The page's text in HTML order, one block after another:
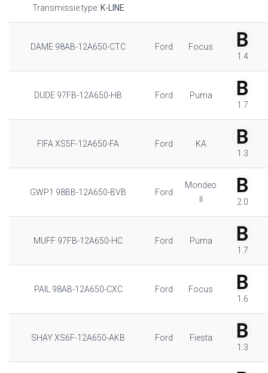
Transmissie type: K-LINE
DAME 98AB-12A650-CTC Ford
Focus
1.4
DUDE 97FB-12A650-HB Ford
Puma
1.7
FIFA XS5F-12A650-FA Ford
KA
1.3
GWP1 98BB-12A650-BVB Ford
Mondeo
2.0
MUFF 97FB-12A650-HC Ford
Puma
1.7
PAIL 98AB-12A650-CXC Ford
Focus
1.6
SHAY XS6F-12A650-AKB Ford
Fiesta
1.3